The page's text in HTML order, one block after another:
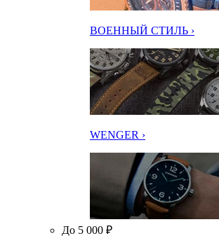
ВОЕННЫЙ СТИЛЬ ›
WENGER ›
До 5 000 ₽